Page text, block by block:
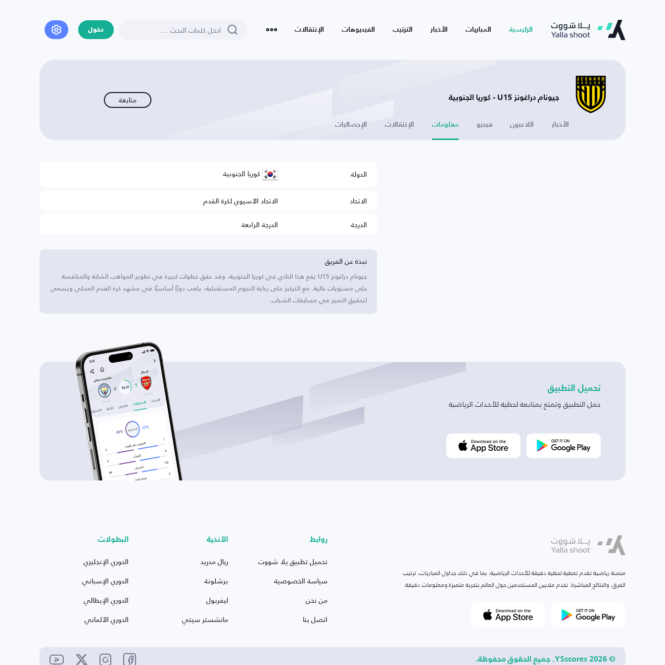
الرئيسية المباريات الأخبار الترتيب الفيديوهات الإنتقالات دخول
جيونام دراغونز U15 - كوريا الجنوبية متابعة
الأخبار اللاعبون فيديو معلومات الإنتقالات الإحصائيات
الدولة كوريا الجنوبية
الاتحاد
الاتحاد الآسيوي لكرة القدم
الدرجة
الدرجة الرابعة
نبذة عن الفريق
جيونام دراغونز U15 يقع هذا النادي في كوريا الجنوبية، وقد حقق خطوات كبيرة في تطوير المواهب الشابة والمنافسة
على مستويات عالية. مع التركيز على رعاية النجوم المستقبلية، يلعب دورًا أساسيًا في مشهد كرة القدم المحلي ويسعى
لتحقيق التميز في مسابقات الشباب.
تحميل التطبيق
حمل التطبيق وتمتع بمتابعة لحظية للأحداث الرياضية
منصة رياضية تقدم تغطية لحظية دقيقة للأحداث الرياضية، بما في ذلك جداول المباريات، ترتيب
الفرق، والنتائج المباشرة. نخدم ملايين المستخدمين حول العالم بتجربة متميزة ومعلومات دقيقة.
روابط
تحميل تطبيق يلا شووت
سياسة الخصوصية
من نحن
اتصل بنا
الأندية
ريال مدريد
برشلونة
ليفربول
مانشستر سيتي
البطولات
الدوري الإنجليزي
الدوري الإسباني
الدوري الإيطالي
الدوري الألماني
© 2026 YSscores. جميع الحقوق محفوظة.